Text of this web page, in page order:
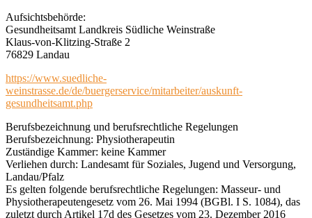
Aufsichtsbehörde:
Gesundheitsamt Landkreis Südliche Weinstraße
Klaus-von-Klitzing-Straße 2
76829 Landau
https://www.suedliche-
weinstrasse.de/de/buergerservice/mitarbeiter/auskunft-
gesundheitsamt.php
Berufsbezeichnung und berufsrechtliche Regelungen
Berufsbezeichnung: Physiotherapeutin
Zuständige Kammer: keine Kammer
Verliehen durch: Landesamt für Soziales, Jugend und Versorgung,
Landau/Pfalz
Es gelten folgende berufsrechtliche Regelungen: Masseur- und
Physiotherapeutengesetz vom 26. Mai 1994 (BGBl. I S. 1084), das
zuletzt durch Artikel 17d des Gesetzes vom 23. Dezember 2016